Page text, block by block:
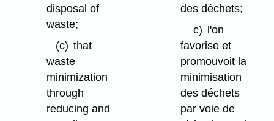
disposal of
waste;
(c) that
waste
minimization
through
reducing and
des déchets;
c)
l'on
favorise et
promouvoit la
minimisation
des déchets
par voie de